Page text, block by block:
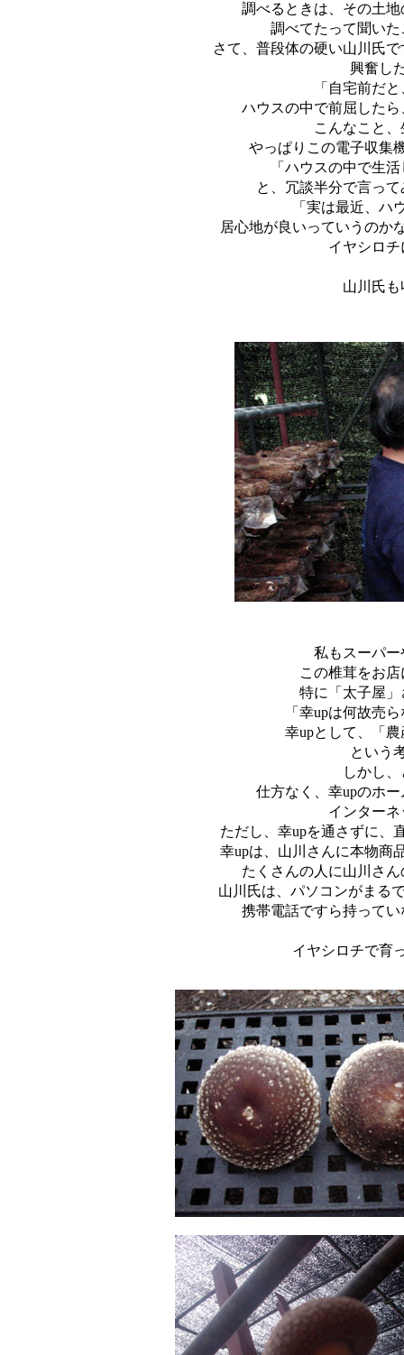
調べるときは、その土
調べてたって聞い
さて、普段体の硬い山川氏
興奮し
「自宅前だ
ハウスの中で前屈した
こんなこと
やっぱりこの電子収集
「ハウスの中で生
と、冗談半分で言っ
「実は最近、ハ
居心地が良いっていうのか
イヤシロ
山川氏
私もスーパ
この椎茸をお
特に「太子屋
「幸upは何故売
幸upとして、「
という
しかし
仕方なく、幸upのホ
インター
ただし、幸upを通さずに、
幸upは、山川さんに本物商
たくさんの人に山川さ
山川氏は、パソコンがまる
携帯電話ですら持って
イヤシロチで育